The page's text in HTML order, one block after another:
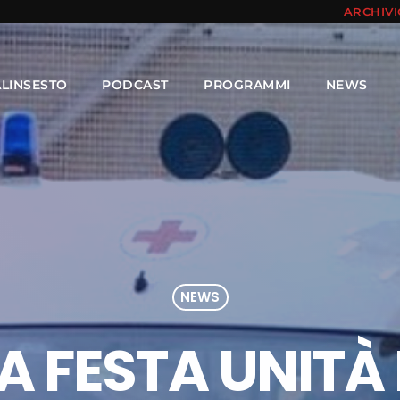
PODCAST PROGRAMMI NEWS
NEWS
FESTA UNITÀ